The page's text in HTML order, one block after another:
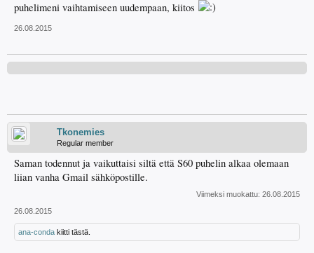
puhelimeni vaihtamiseen uudempaan, kiitos
26.08.2015
Tkonemies
Regular member
Saman todennut ja vaikuttaisi siltä että S60 puhelin alkaa olemaan
liian vanha Gmail sähköpostille.
Viimeksi muokattu: 26.08.2015
26.08.2015
ana-conda kiitti tästä.